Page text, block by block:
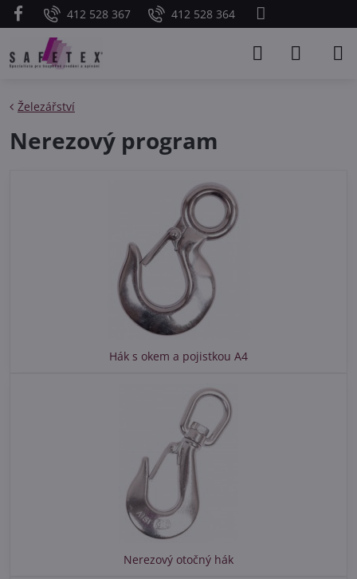
412 528 367 412 528 364
Železářství
Nerezový program
Hák s okem a pojistkou A4
Nerezový otočný hák